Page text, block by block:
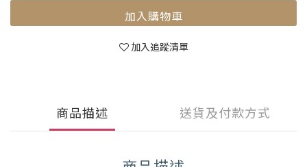
加入購物車
加入追蹤清單
商品描述 送貨及付款方式